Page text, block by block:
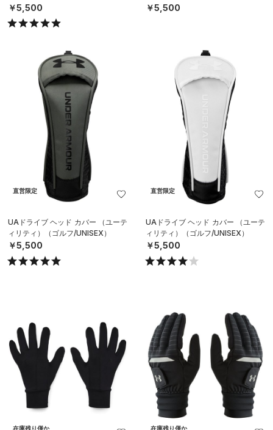
￥5,500 ￥5,500
直営限定
UAドライブ ヘッド カバー （ユーテ
ィリティ）（ゴルフ/UNISEX）
￥5,500
直営限定
UAドライブ ヘッド カバー （ユーテ
ィリティ）（ゴルフ/UNISEX）
￥5,500